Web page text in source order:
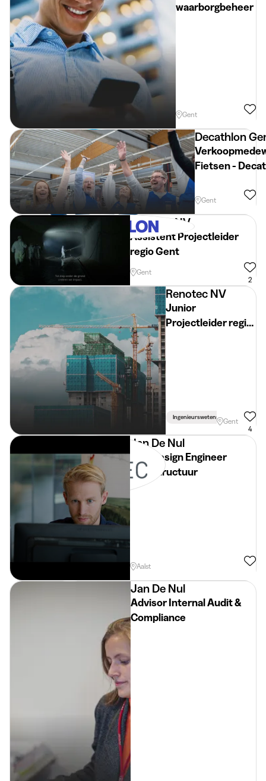
waarborgbeheer
Gent
Decathlon
Fietsen -
Gent
Gent
Renotec NV
Assistent Projectleider
regio Gent
Gent
2
Renotec NV
Junior
Projectleider regio
Ingenieurswetenschappen
Gent
4
Jan De Nul
Civil Design Engineer
Infrastructuur
Aalst
Jan De Nul
Advisor Internal Audit &
Compliance